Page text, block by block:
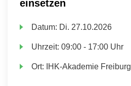
einsetzen
Datum: Di. 27.10.2026
Uhrzeit:09:00 - 17:00 Uhr
Ort: IHK-Akademie Freiburg